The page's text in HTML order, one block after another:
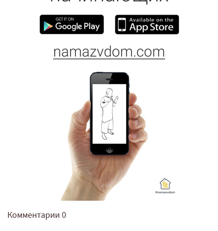
Комментарии 0